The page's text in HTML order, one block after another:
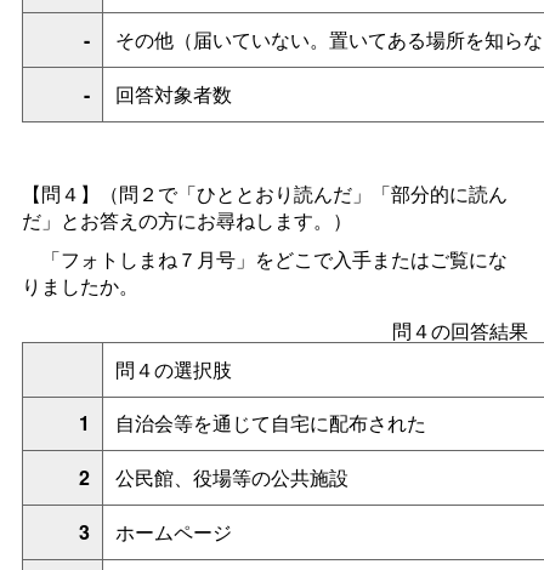
-
その他（届いていない。置いてある場所を知ら
-
回答対象者数
【問４】 （問２ で「ひととおり読んだ」「部分的に読ん
だ」とお答えの方にお尋ねします。 ）
「フォトしまね７月号」をどこで入手またはご覧にな
りましたか。
問４の回答結果
問４の選択肢
1
自治会等を通じて自宅に配布された
2
公民館、役場等の公共施設
3
ホームページ